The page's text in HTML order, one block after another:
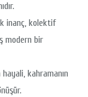
inanç, kolektif
modern bir
kahramanın